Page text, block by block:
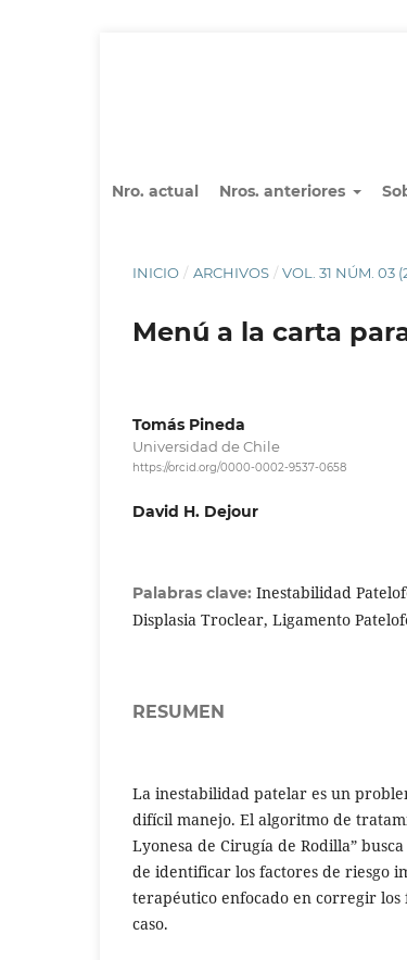
Nro. actual Nros. anteriores
INICIO / ARCHIVOS / VOL. 31 NÚM. 03
Menú a la carta
Tomás Pineda
Universidad de Chile
https://orcid.org/0000-0002-9537-0658
David H. Dejour
Palabras clave: Inestabilidad
Displasia Troclear, Ligamento
RESUMEN
La inestabilidad patelar es un
difícil manejo. El algoritmo de
Lyonesa de Cirugía de Rodilla”
de identificar los factores de riesgo
terapéutico enfocado en corregir los
caso.